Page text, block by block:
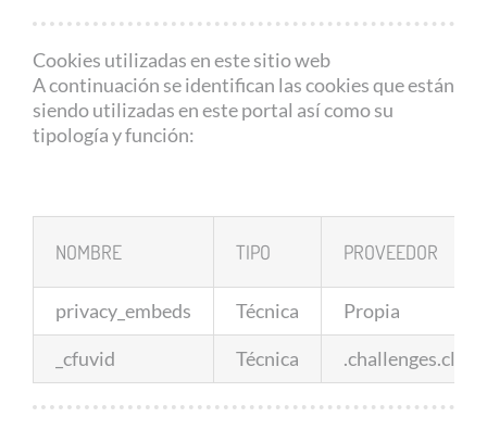
Cookies utilizadas en este sitio web
A continuación se identifican las cookies que están
siendo utilizadas en este portal así como su
tipología y función:
NOMBRE TIPO PROVEEDOR
privacy_embeds Técnica
Propia
_cfuvid
Técnica